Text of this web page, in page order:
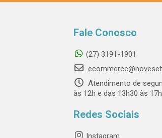
Fale Conosco
(27) 3191-1901
Atendimento de
às 12h e das 13h30 às
Redes Sociais
Instagram